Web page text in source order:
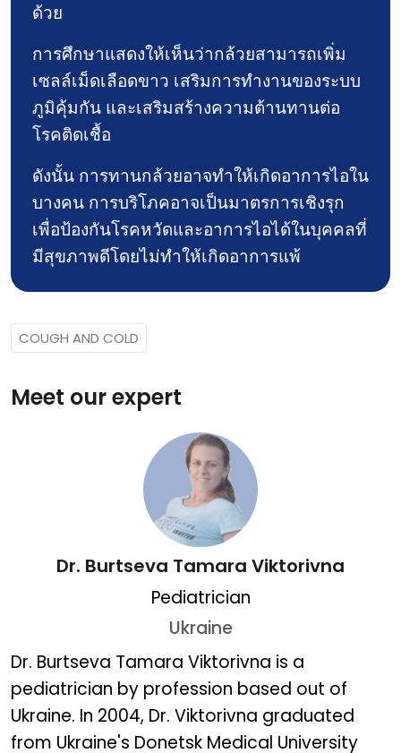
ด้วย
การศึกษาแสดงให้เห็นว่ากล้วยสามารถเพิ่ม
เซลล์เม็ดเลือดขาว เสริมการทำงานของระบบ
ภูมิคุ้มกัน และเสริมสร้างความต้านทานต่อ
โรคติดเชื้อ
ดังนั้น การทานกล้วยอาจทำให้เกิดอาการไอใน
บางคน การบริโภคอาจเป็นมาตรการเชิงรุก
เพื่อป้องกันโรคหวัดและอาการไอได้ในบุคคลที่
มีสุขภาพดีโดยไม่ทำให้เกิดอาการแพ้
COUGH AND COLD
Meet our expert
Dr. Burtseva Tamara Viktorivna
Pediatrician
Ukraine
Dr. Burtseva Tamara
Dr. Burtseva Tamara Viktorivna is a
pediatrician by profession based out of
Ukraine. In 2004, Dr. Viktorivna graduated
from Ukraine's Donetsk Medical University